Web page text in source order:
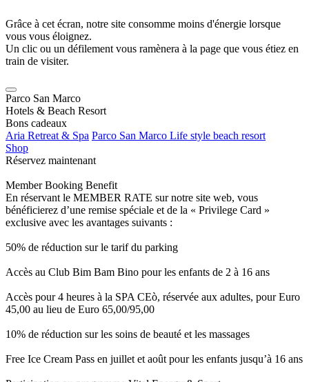
Grâce à cet écran, notre site consomme moins d'énergie lorsque
vous vous éloignez.
Un clic ou un défilement vous ramènera à la page que vous étiez en
train de visiter.
Parco San Marco
Hotels & Beach Resort
Bons cadeaux
Aria Retreat & Spa Parco San Marco Life style beach resort
Shop
Réservez maintenant
Member Booking Benefit
En réservant le MEMBER RATE sur notre site web, vous
bénéficierez d’une remise spéciale et de la « Privilege Card »
exclusive avec les avantages suivants :
50% de réduction sur le tarif du parking
Accès au Club Bim Bam Bino pour les enfants de 2 à 16 ans
Accès pour 4 heures à la SPA CEò, réservée aux adultes, pour Euro
45,00 au lieu de Euro 65,00/95,00
10% de réduction sur les soins de beauté et les massages
Free Ice Cream Pass en juillet et août pour les enfants jusqu’à 16 ans